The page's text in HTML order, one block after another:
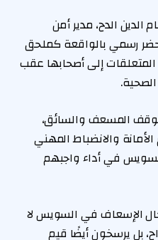
الدين الدح، مدير أمن
رسمي بالواقعة كملحق
إلى أصحابها عقب
المسعف والسائق،
والانضباط المهني
في أداء واجبهم
الإسعاف في السويس لا
بل يرسخون أيضًا قيم